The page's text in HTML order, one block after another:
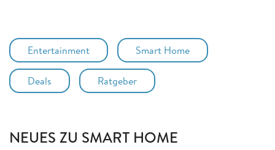
Entertainment Smart Home
Deals Ratgeber
NEUES ZU SMART HOME